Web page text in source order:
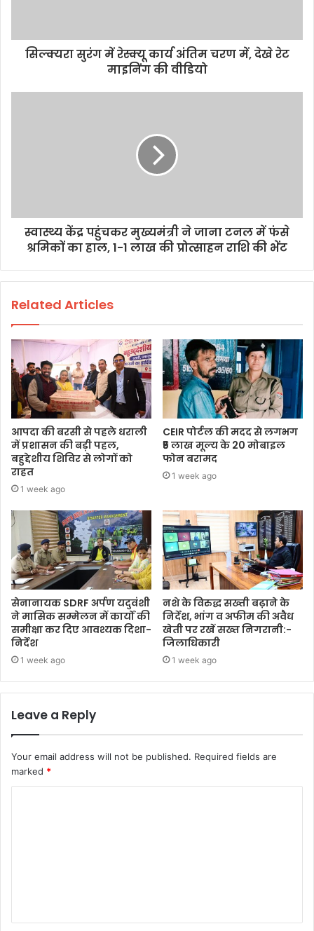
सिल्क्यरा सुरंग में रेस्क्यू कार्य अंतिम चरण में, देखे रेट
माइनिंग की वीडियो
स्वास्थ्य केंद्र पहुंचकर मुख्यमंत्री ने जाना टनल में फंसे
श्रमिकों का हाल, 1-1 लाख की प्रोत्साहन राशि की भेंट
Related Articles
आपदा की बरसी से पहले धराली
में प्रशासन की बड़ी पहल,
बहुद्देशीय शिविर से लोगों को
राहत
1 week ago
CEIR पोर्टल की मदद से लगभग
₹5 लाख मूल्य के 20 मोबाइल
फोन बरामद
1 week ago
सेनानायक SDRF अर्पण यदुवंशी
ने मासिक सम्मेलन में कार्यों की
समीक्षा कर दिए आवश्यक दिशा-
निर्देश
1 week ago
नशे के विरुद्ध सख्ती बढ़ाने के
निर्देश, भांग व अफीम की अवैध
खेती पर रखें सख्त निगरानी:-
जिलाधिकारी
1 week ago
Leave a Reply
Your email address will not be published. Required fields are
marked *
t